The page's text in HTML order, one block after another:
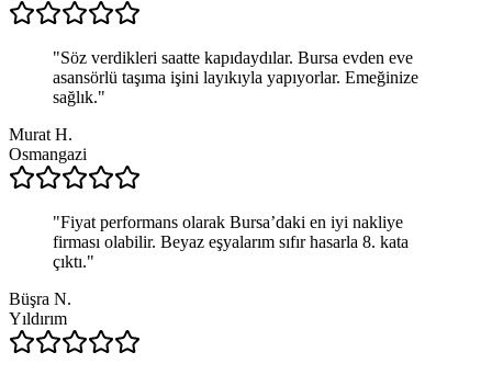
"Söz verdikleri saatte kapıdaydılar. Bursa evden eve
asansörlü taşıma işini layıkıyla yapıyorlar. Emeğinize
sağlık."
Murat H.
Osmangazi
"Fiyat performans olarak Bursa’daki en iyi nakliye
firması olabilir. Beyaz eşyalarım sıfır hasarla 8. kata
çıktı."
Büşra N.
Yıldırım